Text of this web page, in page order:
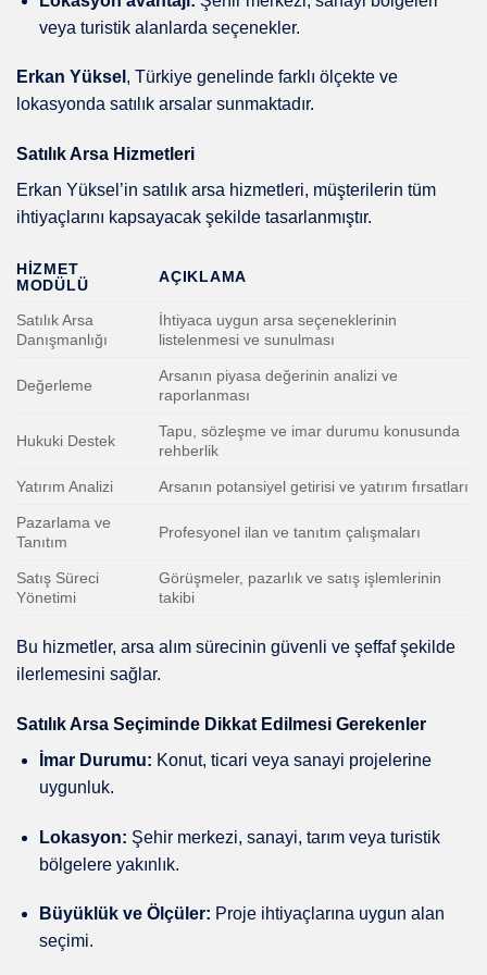
veya turistik alanlarda seçenekler.
Erkan Yüksel , Türkiye genelinde farklı ölçekte ve
lokasyonda satılık arsalar sunmaktadır.
Satılık Arsa Hizmetleri
Erkan Yüksel’in satılık arsa hizmetleri, müşterilerin tüm
ihtiyaçlarını kapsayacak şekilde tasarlanmıştır.
HIZMET
MODÜLÜ
AÇIKLAMA
Satılık Arsa
Danışmanlığı
İhtiyaca uygun arsa seçeneklerinin
listelenmesi ve sunulması
Değerleme
Arsanın piyasa değerinin analizi ve
raporlanması
Hukuki Destek
Tapu, sözleşme ve imar durumu konusunda
rehberlik
Yatırım Analizi Arsanın potansiyel getirisi ve yatırım fırsatları
Pazarlama ve
Tanıtım
Profesyonel ilan ve tanıtım çalışmaları
Satış Süreci
Yönetimi
Görüşmeler, pazarlık ve satış işlemlerinin
takibi
Bu hizmetler, arsa alım sürecinin güvenli ve şeffaf şekilde
ilerlemesini sağlar.
Satılık Arsa Seçiminde Dikkat Edilmesi Gerekenler
İmar Durumu: Konut, ticari veya sanayi projelerine
uygunluk.
Lokasyon: Şehir merkezi, sanayi, tarım veya turistik
bölgelere yakınlık.
Büyüklük ve Ölçüler: Proje ihtiyaçlarına uygun alan
seçimi.